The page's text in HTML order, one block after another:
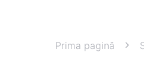
Prima pagină